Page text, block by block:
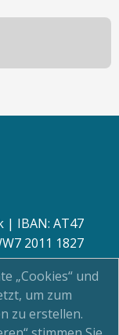
| IBAN: AT47
2011 1827
„Cookies“ und
um zum
zu erstellen.